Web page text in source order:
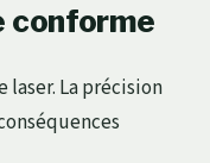
conforme
La précision